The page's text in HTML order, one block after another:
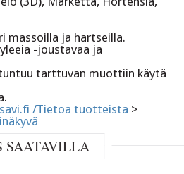
massoilla ja hartseilla.
-joustavaa ja
tarttuvan muottiin käytä
/Tietoa tuotteista >
SAATAVILLA